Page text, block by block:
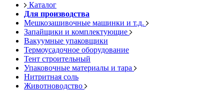
Каталог
Для производства
Мешкозашивочные машинки и т.д.
Запайщики и комплектующие
Вакуумные упаковщики
Термоусадочное оборудование
Тент строительный
Упаковочные материалы и тара
Нитритная соль
Животноводство